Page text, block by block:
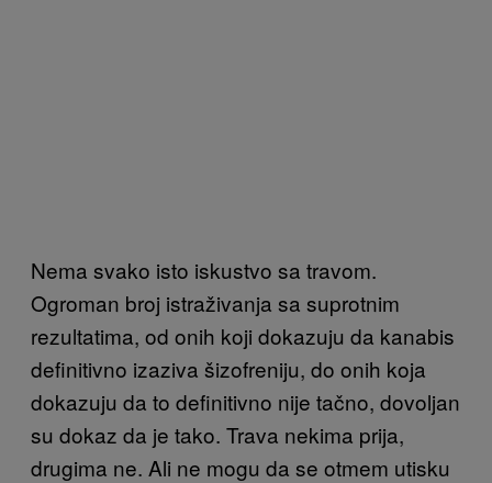
Nema svako isto iskustvo sa travom.
Ogroman broj istraživanja sa suprotnim
rezultatima, od onih koji dokazuju da kanabis
definitivno izaziva šizofreniju, do onih koja
dokazuju da to definitivno nije tačno, dovoljan
su dokaz da je tako. Trava nekima prija,
drugima ne. Ali ne mogu da se otmem utisku